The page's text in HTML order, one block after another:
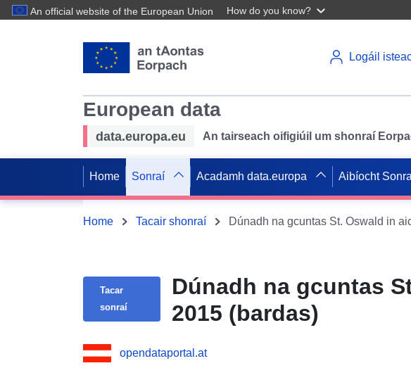
An official website of the European Union How do you know?
Logáil
European data
data.europa.eu An tairseach oifigiúil um shonraí
Home Sonraí Acadamh data.europa Aibíocht
Home Tacair shonraí Dúnadh na gcuntas St. Oswald in
Tacar
sonraí
Dúnadh na gcuntas
2015 (bardas)
opendataportal.at